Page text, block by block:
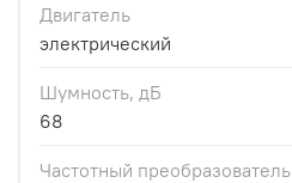
Двигатель
электрический
Шумность, дБ
68
Частотный преобразователь